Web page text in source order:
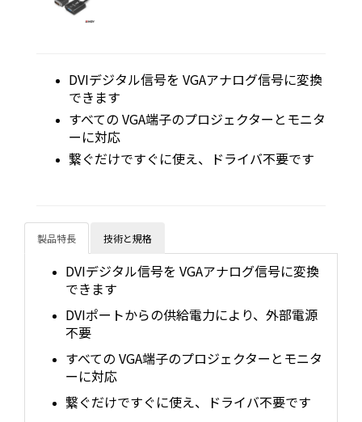
DVIデジタル信号を VGAアナログ信号に変換
できます
すべての VGA端子のプロジェクターとモニタ
ーに対応
繋ぐだけですぐに使え、ドライバ不要です
製品特長 技術と規格
DVIデジタル信号を VGAアナログ信号に変換
できます
DVIポートからの供給電力により、外部電源
不要
すべての VGA端子のプロジェクターとモニタ
ーに対応
繋ぐだけですぐに使え、ドライバ不要です